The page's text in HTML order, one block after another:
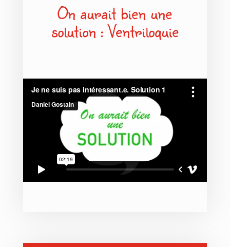
On aurait bien une
solution : Ventriloquie